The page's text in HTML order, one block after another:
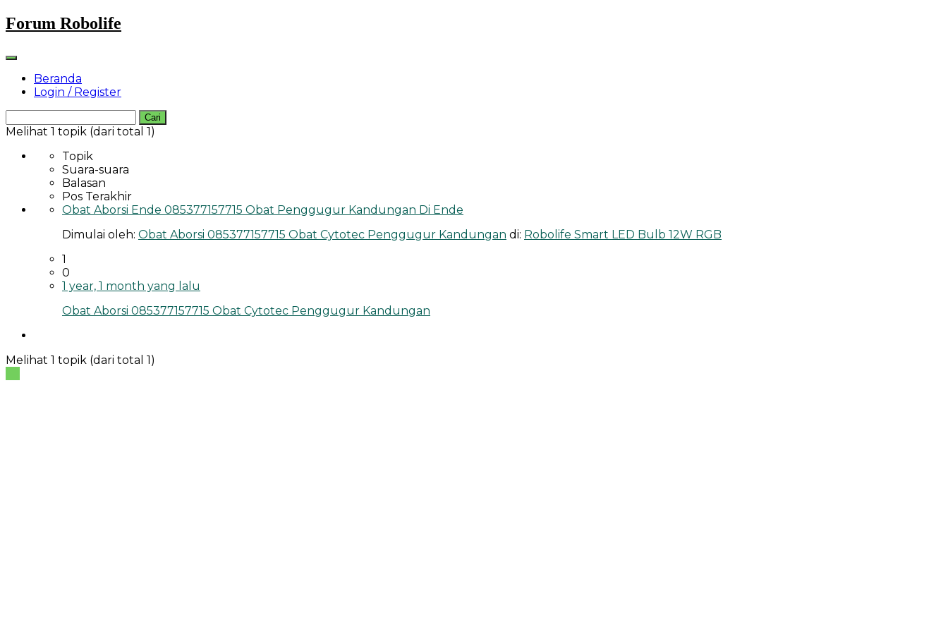
Skip
to
Forum Robolife
Beranda
Login / Register
untuk:
Melihat 1 topik (dari total 1)
Topik
Suara-suara
Balasan
Pos Terakhir
Obat Aborsi Ende 085377157715 Obat Penggugur Kandungan Di Ende
Dimulai oleh: Obat Aborsi 085377157715 Obat Cytotec Penggugur Kandungan di: Robolife Smart LED Bulb 12W RGB
1
0
1 year, 1 month yang lalu
Obat Aborsi 085377157715 Obat Cytotec Penggugur Kandungan
Melihat 1 topik (dari total 1)